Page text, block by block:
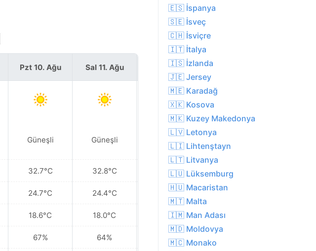
Pzt 10. Ağu
Güneşli
32.7°C
24.7°C
18.6°C
67%
Sal 11. Ağu
Güneşli
32.8°C
24.4°C
18.0°C
64%
Çar 12. Ağu
Güneşli
36.9°C
26.3°C
17.7°C
49%
🇪🇸 İspanya
🇸🇪 İsveç
🇨🇭 İsviçre
🇮🇹 İtalya
🇮🇸 İzlanda
🇯🇪 Jersey
🇲🇪 Karadağ
🇽🇰 Kosova
🇲🇰 Kuzey Makedonya
🇱🇻 Letonya
🇱🇮 Lihtenştayn
🇱🇹 Litvanya
🇱🇺 Lüksemburg
🇭🇺 Macaristan
🇲🇹 Malta
🇮🇲 Man Adası
🇲🇩 Moldovya
🇲🇨 Monako